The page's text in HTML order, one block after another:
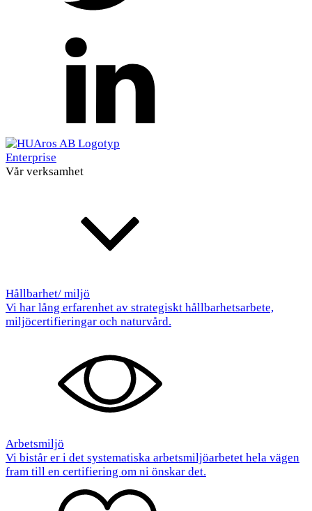
Enterprise
Vår verksamhet
Hållbarhet/ miljö
Vi har lång erfarenhet av strategiskt hållbarhetsarbete,
miljöcertifieringar och naturvård.
Arbetsmiljö
Vi bistår er i det systematiska arbetsmiljöarbetet hela vägen
fram till en certifiering om ni önskar det.